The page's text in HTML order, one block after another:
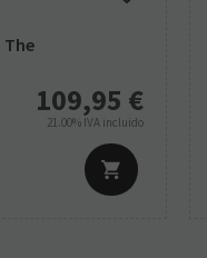
The
109,95 €
21.00% IVA incluido